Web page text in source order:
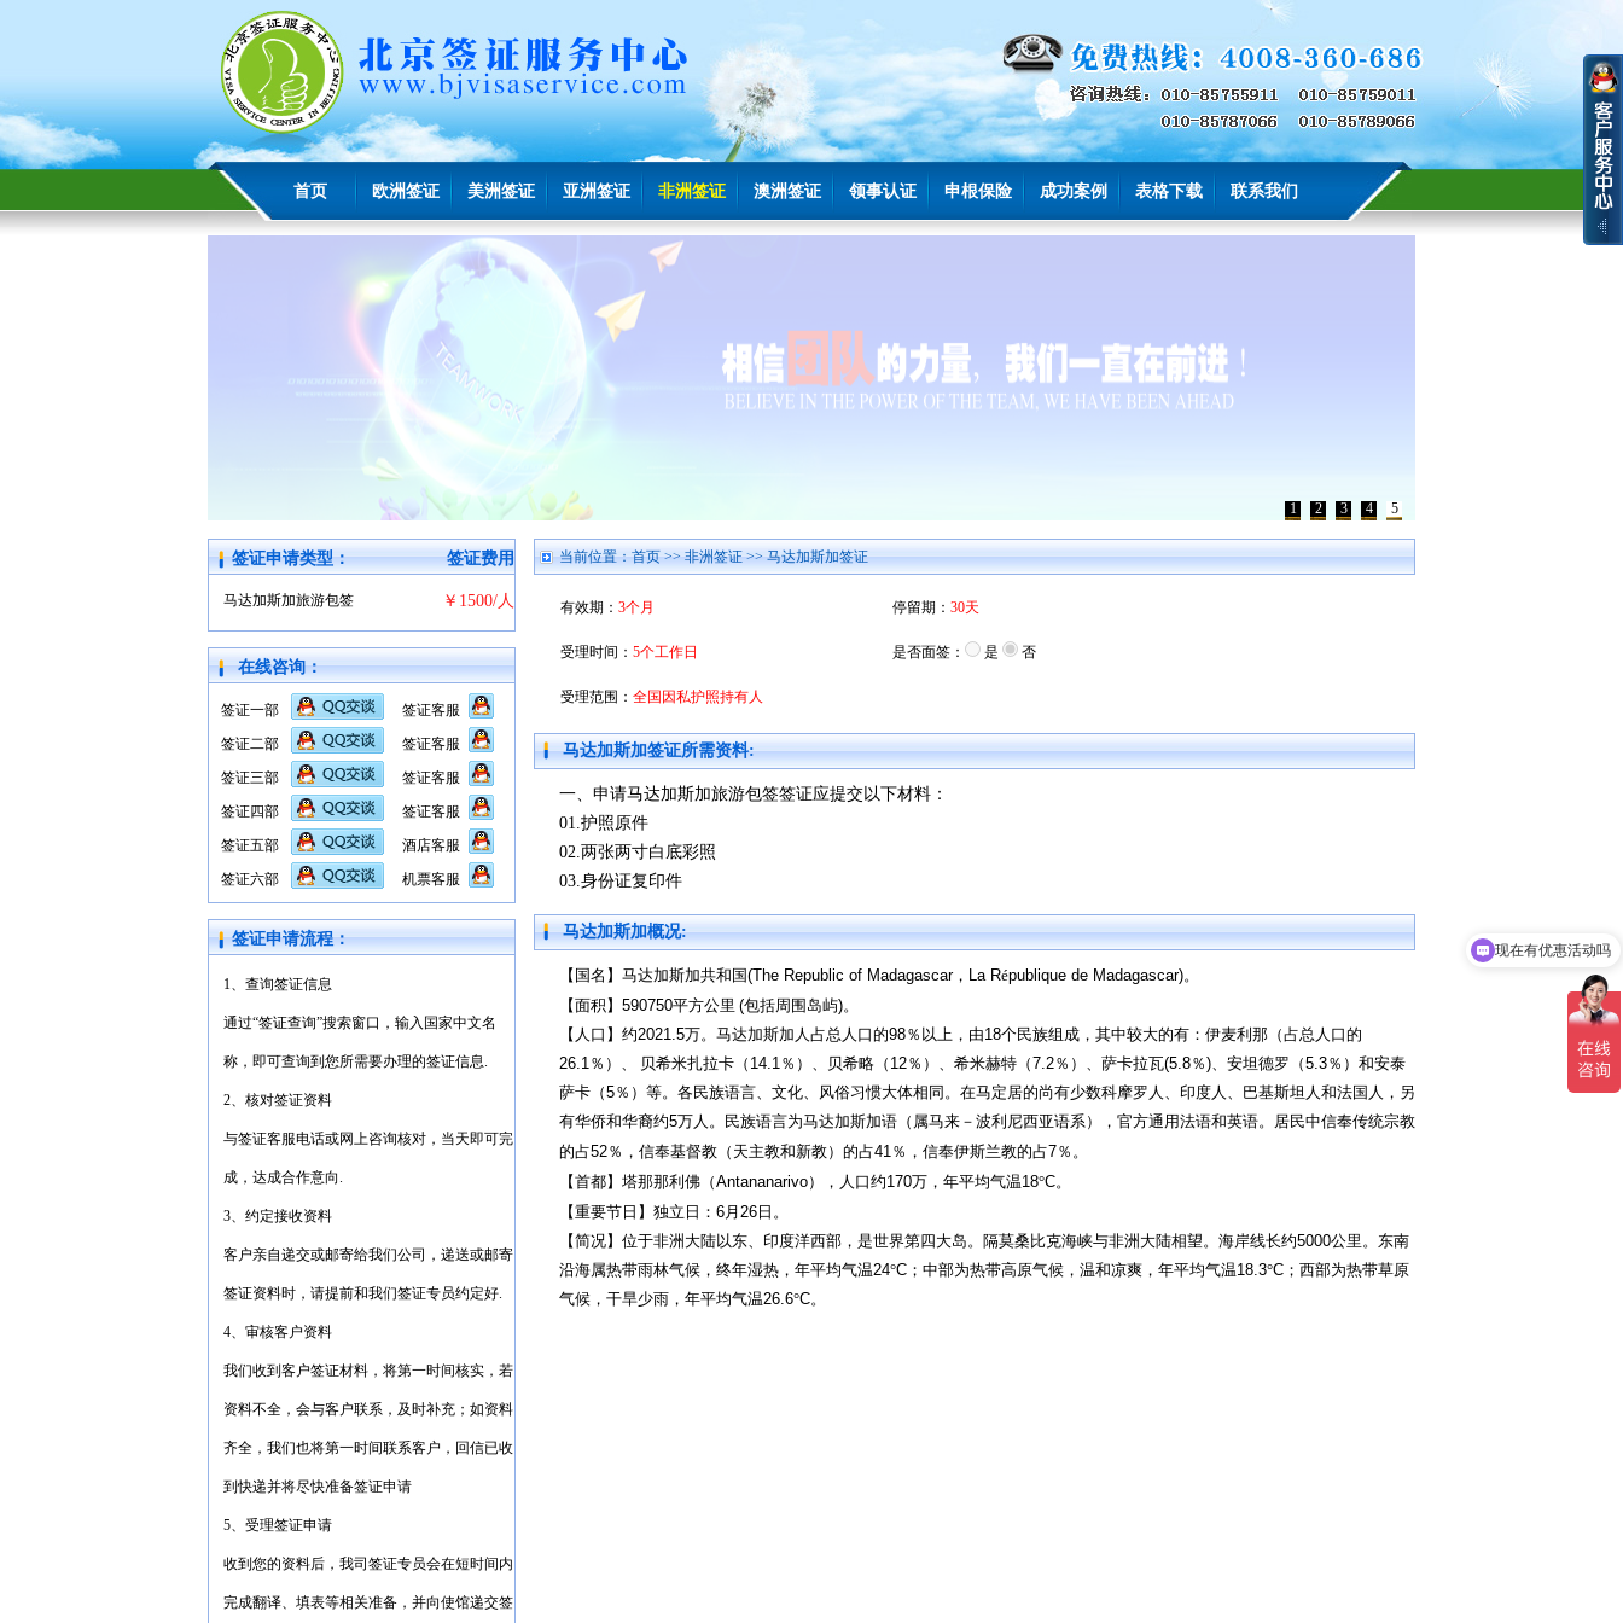
首页 欧洲签证 美洲签证 亚洲签证 非洲签证 澳洲签证 领事认证 申根保险 成功案例 表格下载 联系我们
1 2 3 4 5
签证申请类型： 签证费用
马达加斯加旅游包签 ￥1500/人
在线咨询：
签证一部
签证二部
签证三部
签证四部
签证五部
签证六部
签证客服
签证客服
签证客服
签证客服
酒店客服
机票客服
签证申请流程：
1、查询签证信息
通过“签证查询”搜索窗口，输入国家中文名
称，即可查询到您所需要办理的签证信息.
2、核对签证资料
与签证客服电话或网上咨询核对，当天即可完
成，达成合作意向.
3、约定接收资料
客户亲自递交或邮寄给我们公司，递送或邮寄
签证资料时，请提前和我们签证专员约定好.
4、审核客户资料
我们收到客户签证材料，将第一时间核实，若
资料不全，会与客户联系，及时补充；如资料
齐全，我们也将第一时间联系客户，回信已收
到快递并将尽快准备签证申请
5、受理签证申请
收到您的资料后，我司签证专员会在短时间内
完成翻译、填表等相关准备，并向使馆递交签
当前位置：首页>>非洲签证>> 马达加斯加签证
有效期： 3个月
受理时间： 5个工作日
停留期： 30天
是否面签： 是 否
受理范围： 全国因私护照持有人
马达加斯加签证所需资料:
一、申请马达加斯加旅游包签签证应提交以下材料：
01.护照原件
02.两张两寸白底彩照
03.身份证复印件
马达加斯加概况:
【国名】马达加斯加共和国(The Republic of Madagascar， La République de Madagascar)。
【面积】 590750平方公里 (包括周围岛屿)。
【人口】约2021.5万。马达加斯加人占总人口的98％以上，由18个民族组成，其中较大的有：伊麦利那（占总人口的
26.1％）、 贝希米扎拉卡（ 14.1％）、贝希略（ 12％）、希米赫特（7.2％）、萨卡拉瓦(5.8％)、安坦德罗（5.3％）和安泰
萨卡（5％）等。各民族语言、文化、风俗习惯大体相同。在马定居的尚有少数科摩罗人、印度人、巴基斯坦人和法国人，另
有华侨和华裔约5万人。民族语言为马达加斯加语（属马来－波利尼西亚语系），官方通用法语和英语。居民中信奉传统宗教
的占52％，信奉基督教（天主教和新教）的占41％，信奉伊斯兰教的占7％。
【首都】塔那那利佛（Antananarivo），人口约170万，年平均气温18°C。
【重要节日】独立日： 6月 26 日。
【简况】位于非洲大陆以东、印度洋西部，是世界第四大岛。隔莫桑比克海峡与非洲大陆相望。海岸线长约5000公里。东南
沿海属热带雨林气候，终年湿热，年平均气温24°C ；中部为热带高原气候，温和凉爽，年平均气温18.3°C ；西部为热带草原
气候，干旱少雨，年平均气温26.6°C。
现在有优惠活动吗